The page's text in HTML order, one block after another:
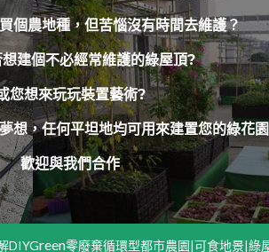
個農地種，但苦惱沒有時間去維護？
建個不必經常維護的綠屋頂?
您想來玩玩裝置藝術?
想，任何平坦地均可用來建置您的綠花園
歡迎與我們合作
DIYGreen零廢棄循環型都市農園|可食地景|綠